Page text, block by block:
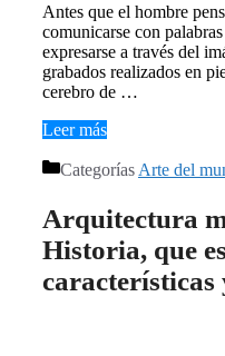
Antes que el hombre
comunicarse con
expresarse a través del
grabados realizados en
cerebro de …
Leer más
Categorías Arte del
Arquitectura
Historia, que
características